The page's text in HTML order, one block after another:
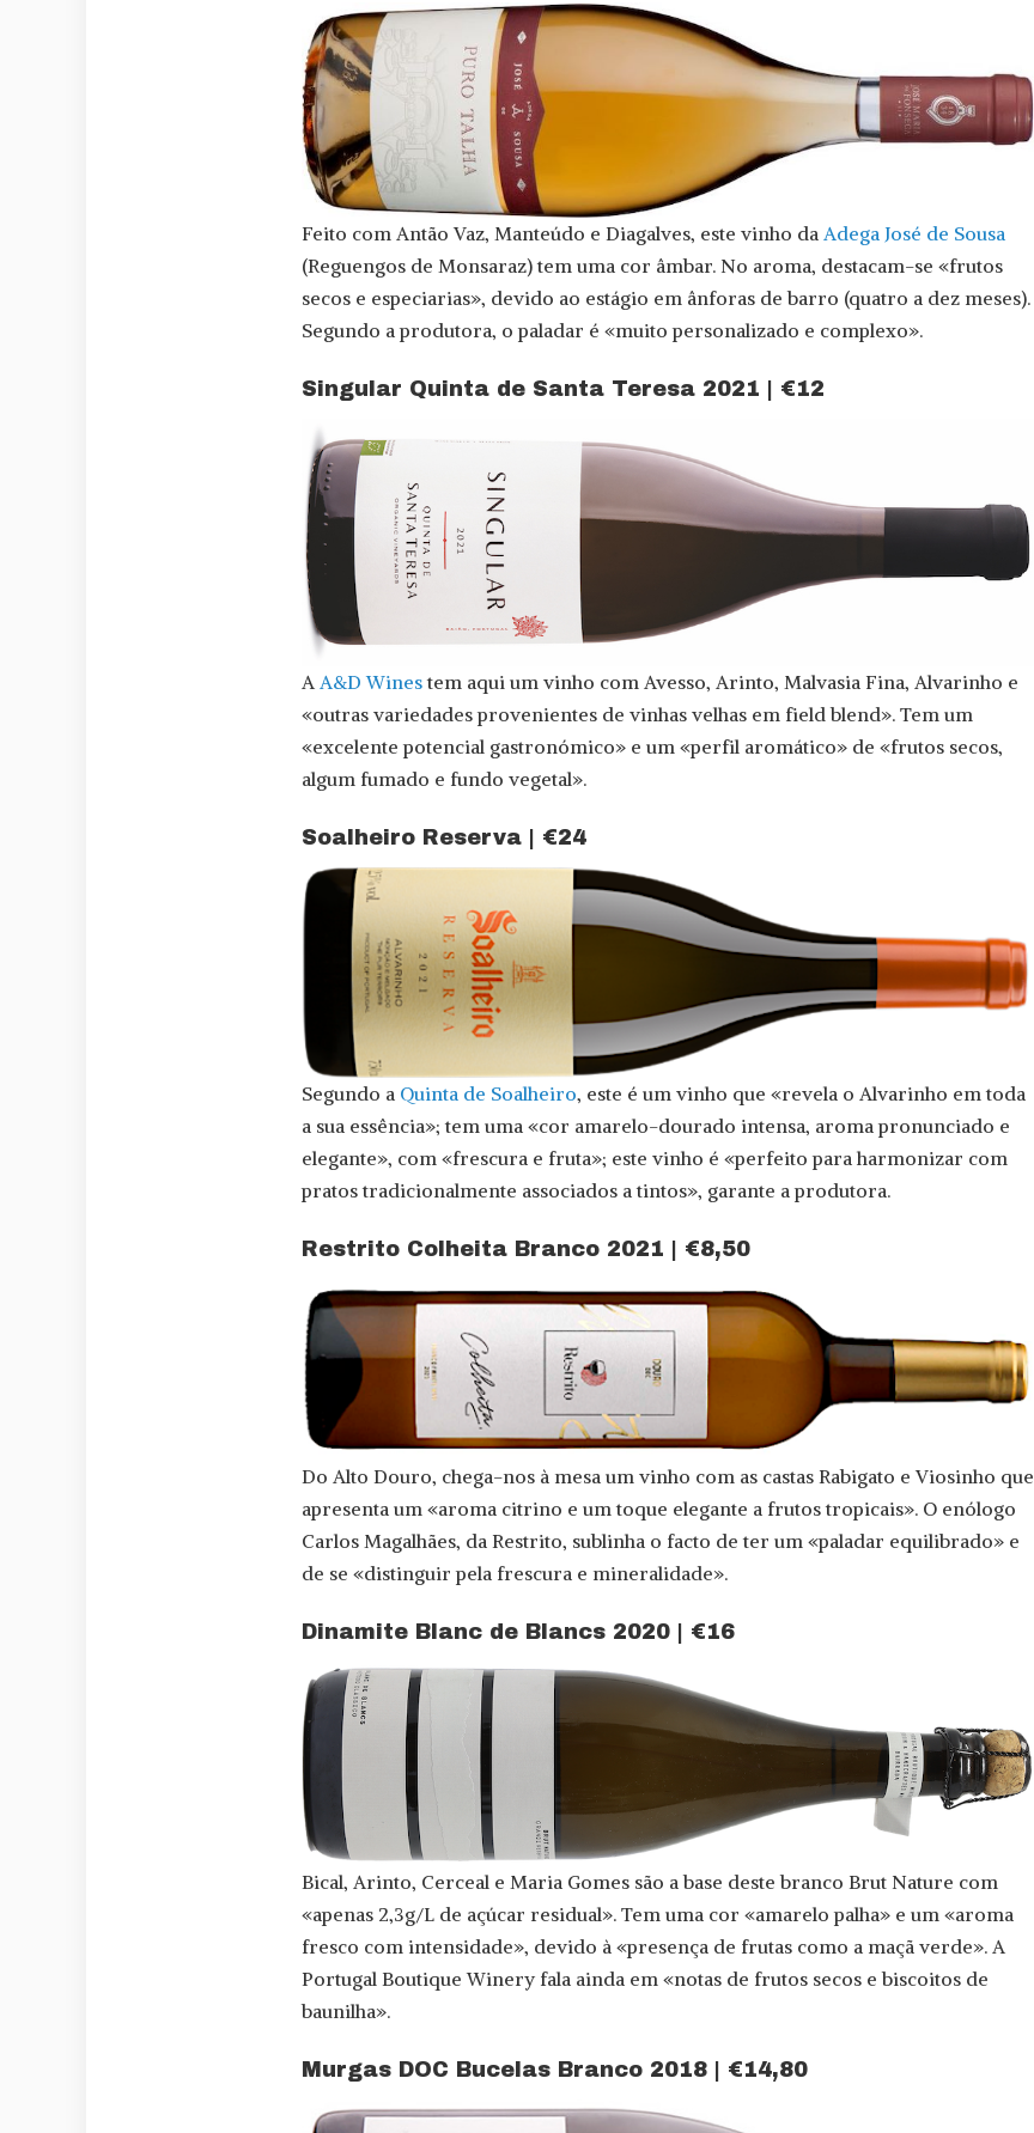
Feito com Antão Vaz, Manteúdo e Diagalves, este vinho da Adega José de Sousa
(Reguengos de Monsaraz) tem uma cor âmbar. No aroma, destacam-se «frutos
secos e especiarias», devido ao estágio em ânforas de barro (quatro a dez meses).
Segundo a produtora, o paladar é «muito personalizado e complexo».
Singular Quinta de Santa Teresa 2021 | €12
A A&D Winestem aqui um vinho com Avesso, Arinto, Malvasia Fina, Alvarinho e
«outras variedades provenientes de vinhas velhas em field blend». Tem um
«excelente potencial gastronómico» e um «perfil aromático» de «frutos secos,
algum fumado e fundo vegetal».
Soalheiro Reserva | €24
Segundo a Quinta de Soalheiro, este é um vinho que «revela o Alvarinho em toda
a sua essência»; tem uma «cor amarelo-dourado intensa, aroma pronunciado e
elegante», com «frescura e fruta»; este vinho é «perfeito para harmonizar com
pratos tradicionalmente associados a tintos», garante a produtora.
Restrito Colheita Branco 2021 | €8,50
Do Alto Douro, chega-nos à mesa um vinho com as castas Rabigato e Viosinho que
apresenta um «aroma citrino e um toque elegante a frutos tropicais». O enólogo
Carlos Magalhães, da Restrito, sublinha o facto de ter um «paladar equilibrado» e
de se «distinguir pela frescura e mineralidade».
Dinamite Blanc de Blancs 2020 | €16
Bical, Arinto, Cerceal e Maria Gomes são a base deste branco Brut Nature com
«apenas 2,3g/L de açúcar residual». Tem uma cor «amarelo palha» e um «aroma
fresco com intensidade», devido à «presença de frutas como a maçã verde». A
Portugal Boutique Winery fala ainda em «notas de frutos secos e biscoitos de
baunilha».
Murgas DOC Bucelas Branco 2018 | €14,80